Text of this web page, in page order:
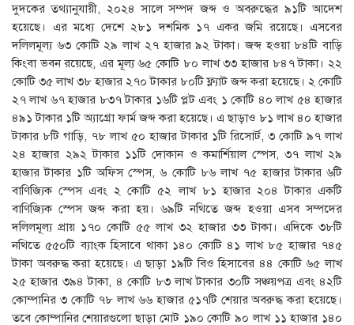
দুদকের তথ্যানুযায়ী, ২০২৪ সালে সম্পদ জব্দ ও অবরুদ্ধের ৯১টি আদেশ
হয়েছে। এর মধ্যে দেশে ২৮১ দশমিক ১৭ একর জমি রয়েছে। এসবের
দলিলমূল্য ৬৩ কোটি ২৯ লাখ ২৭ হাজার ৯২ টাকা। জব্দ হওয়া ৮৪টি বাড়ি
কিংবা ভবন রয়েছে, এর মূল্য ৬৫ কোটি ৮০ লাখ ৩৩ হাজার ৮৪৭ টাকা। ২২
কোটি ৩৫ লাখ ৩৮ হাজার ২৭০ টাকার ৮০টি ফ্ল্যাট জব্দ করা হয়েছে। ২ কোটি
২৭ লাখ ৬৭ হাজার ৮৩৭ টাকার ১৬টি প্লট এবং ১ কোটি ৪০ লাখ ৫৪ হাজার
৪৯১ টাকার ১টি অ্যাগ্রো ফার্ম জব্দ করা হয়েছে। এ ছাড়াও ৮১ লাখ ৪০ হাজার
টাকার ৮টি গাড়ি, ৭৮ লাখ ৫০ হাজার টাকার ১টি রিসোর্ট, ৩ কোটি ৯৭ লাখ
২৪ হাজার ২৯২ টাকার ১১টি দোকান ও কমার্শিয়াল স্পেস, ৩৭ লাখ ২৯
হাজার টাকার ১টি অফিস স্পেস, ৬ কোটি ৮৬ লাখ ৭৫ হাজার টাকার ৬টি
বাণিজ্যিক স্পেস এবং ২ কোটি ৫২ লাখ ৮১ হাজার ২০৪ টাকার একটি
বাণিজ্যিক স্পেস জব্দ করা হয়। ৬৯টি নথিতে জব্দ হওয়া এসব সম্পদের
দলিলমূল্য প্রায় ১৭০ কোটি ৫৫ লাখ ৩২ হাজার ৩৩ টাকা। এদিকে ৩৮টি
নথিতে ৫৫০টি ব্যাংক হিসাবে থাকা ১৪০ কোটি ৪১ লাখ ৮৫ হাজার ৭৪৫
টাকা অবরুদ্ধ করা হয়েছে। এ ছাড়া ১৯টি বিও হিসাবের ৪৪ কোটি ৬৫ লাখ
২৫ হাজার ৩৯৪ টাকা, ৪ কোটি ৮৩ লাখ টাকার ৩০টি সঞ্চয়পত্র এবং ৪২টি
কোম্পানির ৩ কোটি ৭৮ লাখ ৬৬ হাজার ৫১৭টি শেয়ার অবরুদ্ধ করা হয়েছে।
তবে কোম্পানির শেয়ারগুলো ছাড়া মোট ১৯০ কোটি ৯০ লাখ ১১ হাজার ১৪০